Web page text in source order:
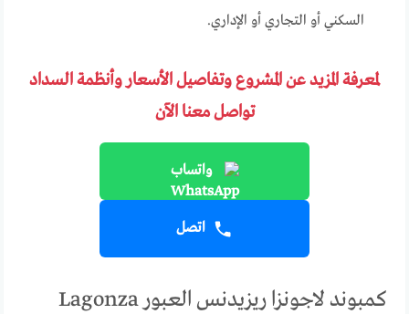
السكني أو التجاري أو الإداري.
لمعرفة المزيد عن المشروع وتفاصيل الأسعار وأنظمة السداد
تواصل معنا الآن
واتساب
اتصل
كمبوند لاجونزا ريزيدنس العبور Lagonza